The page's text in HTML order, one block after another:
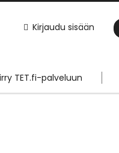
Kirjaudu sisään
TET.fi-palveluun